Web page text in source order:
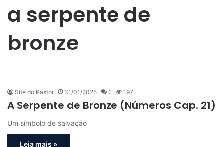
a serpente de
bronze
Site do Pastor 31/01/2025 0 197
A Serpente de Bronze (Números Cap. 21)
Um símbolo de salvação
Leia mais »